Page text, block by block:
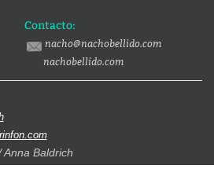
Contacto:
nacho@nachobellido.com
nachobellido.com
Anna Baldrich